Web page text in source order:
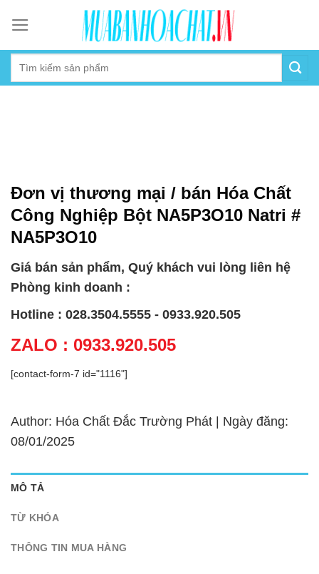
content
Đơn vị thương mại / bán Hóa Chất
Công Nghiệp Bột NA5P3O10 Natri #
NA5P3O10
Giá bán sản phẩm, Quý khách vui lòng liên hệ
Phòng kinh doanh :
Hotline : 028.3504.5555 - 0933.920.505
ZALO : 0933.920.505
[contact-form-7 id="1116"]
Author: Hóa Chất Đắc Trường Phát | Ngày đăng:
08/01/2025
MÔ TẢ
TỪ KHÓA
THÔNG TIN MUA HÀNG